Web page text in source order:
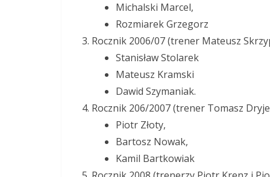
Michalski Marcel,
Rozmiarek Grzegorz
Rocznik 2006/07 (trener Mateusz
Stanisław Stolarek
Mateusz Kramski
Dawid Szymaniak.
Rocznik 206/2007 (trener Tomasz
Piotr Złoty,
Bartosz Nowak,
Kamil Bartkowiak